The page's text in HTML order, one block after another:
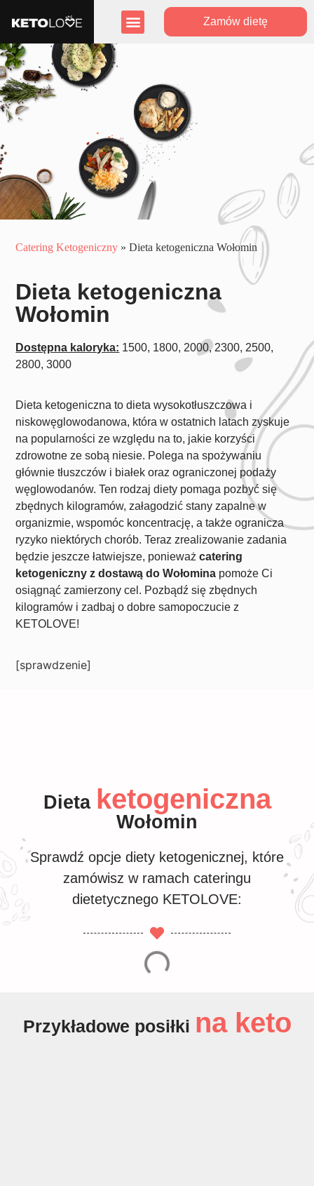
Zamów dietę
Catering Ketogeniczny »Dieta ketogeniczna Wołomin
Dieta ketogeniczna
Wołomin
Dostępna kaloryka: 1500, 1800, 2000, 2300, 2500,
2800, 3000
Dieta ketogeniczna to dieta wysokotłuszczowa i
niskowęglowodanowa, która w ostatnich latach zyskuje
na popularności ze względu na to, jakie korzyści
zdrowotne ze sobą niesie. Polega na spożywaniu
głównie tłuszczów i białek oraz ograniczonej podaży
węglowodanów. Ten rodzaj diety pomaga pozbyć się
zbędnych kilogramów, załagodzić stany zapalne w
organizmie, wspomóc koncentrację, a także ogranicza
ryzyko niektórych chorób. Teraz zrealizowanie zadania
będzie jeszcze łatwiejsze, ponieważcatering
ketogeniczny z dostawą do Wołomina pomoże Ci
osiągnąć zamierzony cel. Pozbądź się zbędnych
kilogramów i zadbaj o dobre samopoczucie z
KETOLOVE!
[sprawdzenie]
Dieta ketogeniczna
Wołomin
Sprawdź opcje diety ketogenicznej, które
zamówisz w ramach cateringu
dietetycznego KETOLOVE:
Przykładowe posiłki na keto